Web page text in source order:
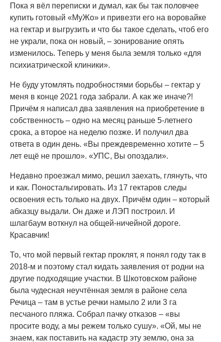
Пока я вёл переписки и думал, как бы так половчее
купить готовый «МуЖо» и привезти его на воровайке
на гектар и выгрузить и что бы такое сделать, чтоб его
не украли, пока он новый, – зонирование опять
изменилось. Теперь у меня была земля только «для
психиатрической клиники».
Не буду утомлять подробностями борьбы – гектар у
меня в конце 2021 года забрали. А как же иначе?!
Причём я написал два заявления на приобретение в
собственность – одно на месяц раньше 5-летнего
срока, а второе на неделю позже. И получил два
ответа в один день. «Вы преждевременно хотите – 5
лет ещё не прошло». «УПС, Вы опоздали».
Недавно проезжал мимо, решил заехать, глянуть, что
и как. Поностальгировать. Из 17 гектаров следы
освоения есть только на двух. Причём один – который
абхазцу выдали. Он даже и ЛЭП построил. И
шлагбаум воткнул на общей-ничейной дороге.
Красавчик!
То, что мой первый гектар проклят, я понял году так в
2018-м и поэтому стал кидать заявления от родни на
другие подходящие участки. В Шкотовском районе
была чудесная неучтённая земля в районе села
Речица – там в устье речки намыло 2 или 3 га
песчаного пляжа. Собрал пачку отказов – «вы
просите воду, а мы режем только сушу». «Ой, мы не
знаем, как поставить на кадастр эту землю, она за